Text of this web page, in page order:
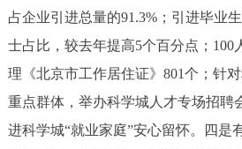
占企业引进总量的91.3%；引进毕业
士占比，较去年提高5个百分点；100
理《北京市工作居住证》801个；针
重点群体，举办科学城人才专场招聘
进科学城“就业家庭”安心留怀。四是